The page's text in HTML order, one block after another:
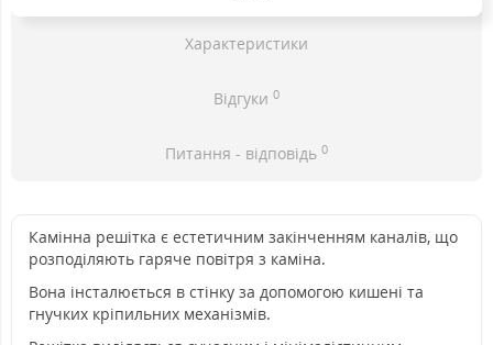
Характеристики
Відгуки 0
Питання - відповідь 0
Камінна решітка є естетичним закінченням каналів, що
розподіляють гаряче повітря з каміна.
Вона інсталюється в стінку за допомогою кишені та
гнучких кріпильних механізмів.